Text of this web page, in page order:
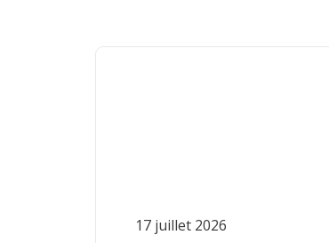
17 juillet 2026